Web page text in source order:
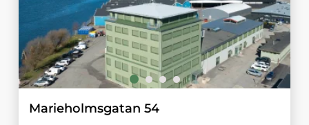
Marieholmsgatan 54